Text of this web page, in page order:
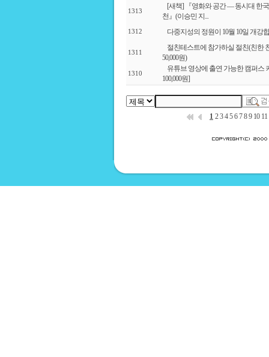
1313
[새책] 『영화와 공간 ― 동시대 한
천』(이승민 지...
1312 다중지성의 정원이 10월 10일 개강
1311
절친테스트에 참가하실 절친(친한
50,000원)
1310
유튜브 영상에 출연 가능한 캠퍼스
100,000원]
1 2 3 4 5 6 7 8 9 10 11